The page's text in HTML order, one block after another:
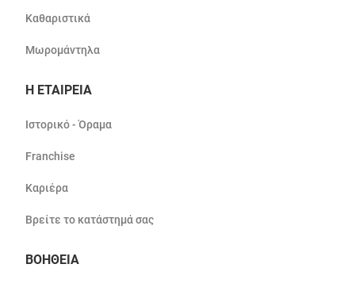
Καθαριστικά
Μωρομάντηλα
Η ΕΤΑΙΡΕΙΑ
Ιστορικό - Όραμα
Franchise
Καριέρα
Βρείτε το κατάστημά σας
ΒΟΗΘΕΙΑ